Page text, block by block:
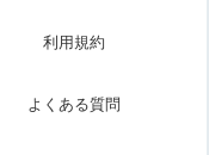
芝公園利用規約
よくある質問